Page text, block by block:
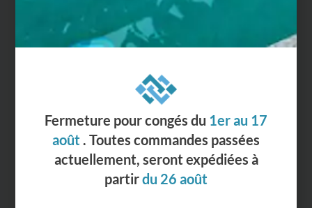
Échantillons remboursables à la
commande
Pour visualiser le modèle de margelle et être sûr de
votre choix, nous vous conseillons de commander un
Chaque échantillon mesure 15 cm x 15 cm, avec 1
côté travaillé suivant la finition choisie ( demi rond ou
profil droit), le tout envoyé par lettre ou colis suivant
la quantité demandée.